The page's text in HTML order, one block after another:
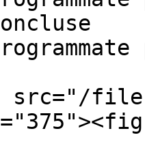
src="/